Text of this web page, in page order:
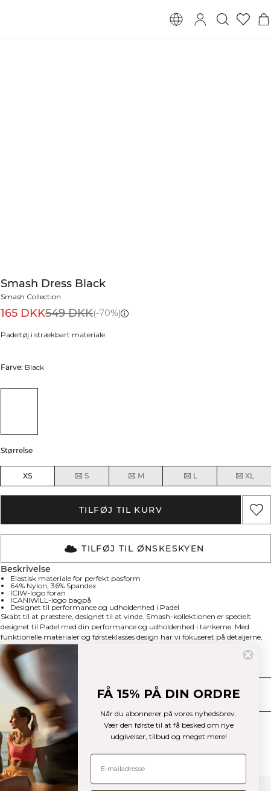
Smash Dress Black
Smash Collection
165 DKK549 DKK(-70%)
Padeltøj i strækbart materiale.
Farve: Black
Størrelse
XS S M L XL
TILFØJ TIL KURV
TILFØJ TIL ØNSKESKYEN
Beskrivelse
Elastisk materiale for perfekt pasform
64% Nylon, 36% Spandex
ICIW-logo foran
ICANIWILL-logo bagpå
Designet til performance og udholdenhed i Padel
Skabt til at præstere, designet til at vinde. Smash-kollektionen er specielt
designet til Padel med din performance og udholdenhed i tankerne. Med
funktionelle materialer og førsteklasses design har vi fokuseret på detaljerne,
så du kan fokusere på spillet. Elastisk materiale til en perfekt pasform. ICIW
logo foran. ICANIWILL logo bagpå. Sættes sammen med Smash Padel Shorts
eller Smash Biker Shorts for et komplet outfit. 64% Nylon 36% elastan.
Technical Aspects
Levering og returnering
Similar products
FÅ 15% PÅ DIN ORDRE
Når du abonnerer på vores nyhedsbrev.
Vær den første til at få besked om nye
udgivelser, tilbud og meget mere!